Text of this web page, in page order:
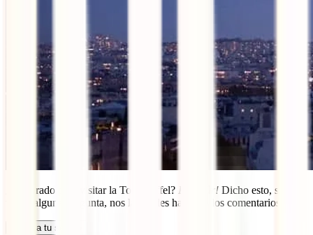
¿Preparado para visitar la Torre Eiffel? Bien sûr! Dicho esto, si
tienes alguna pregunta, nos la puedes hacer en los comentarios.
Calcula tu seguro